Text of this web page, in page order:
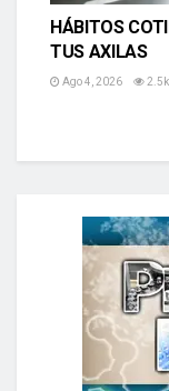
HÁBITOS
TUS AXILAS
Ago 4, 2026 2.5k